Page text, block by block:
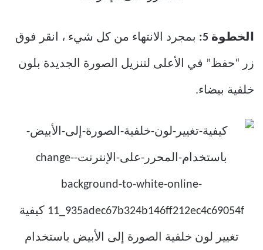
الخطوة 5: بمجرد الانتهاء من كل شيء ، انقر فوق
زر “حفظ” في الأعلى لتنزيل الصورة الجديدة بلون
خلفية بيضاء.